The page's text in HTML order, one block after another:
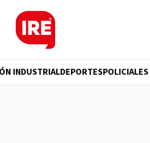
INDUSTRIALDEPORTESPOLICIALES